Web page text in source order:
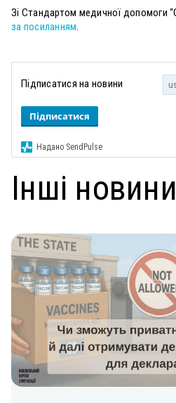
Зі Стандартом медичної допомоги
за посиланням.
Підписатися на новини
Підписатися
Надано SendPulse
Інші новини